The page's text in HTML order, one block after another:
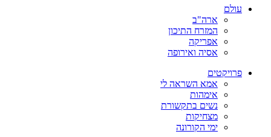
עולם
ארה"ב
המזרח התיכון
אפריקה
אסיה ואירופה
פרויקטים
אמא השראה לי
אימהות
נשים בתקשורת
מצחיקות
ימי הקורונה